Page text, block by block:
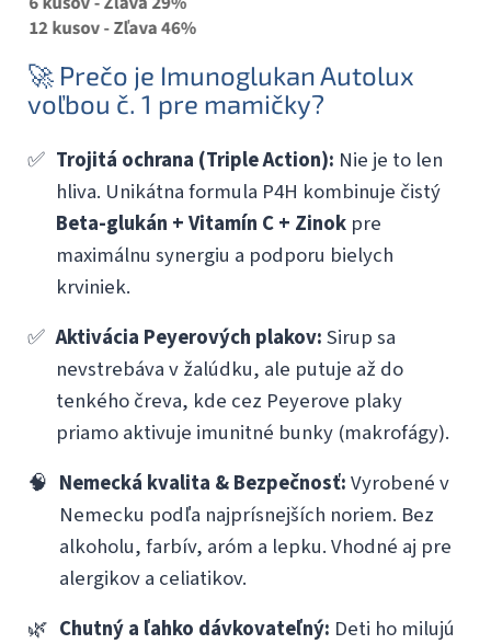
🚀 Prečo je Imunoglukan Autolux
voľbou č. 1 pre mamičky?
✅ Trojitá ochrana (Triple Action): Nie je to len
hliva. Unikátna formula P4H kombinuje čistý
Beta-glukán + Vitamín C + Zinok pre
maximálnu synergiu a podporu bielych
krviniek.
✅ Aktivácia Peyerových plakov:Sirup sa
nevstrebáva v žalúdku, ale putuje až do
tenkého čreva, kde cez Peyerove plaky
priamo aktivuje imunitné bunky (makrofágy).
🧠 Nemecká kvalita & Bezpečnosť:Vyrobené v
Nemecku podľa najprísnejších noriem. Bez
alkoholu, farbív, aróm a lepku. Vhodné aj pre
alergikov a celiatikov.
🌿 Chutný a ľahko dávkovateľný: Deti ho milujú